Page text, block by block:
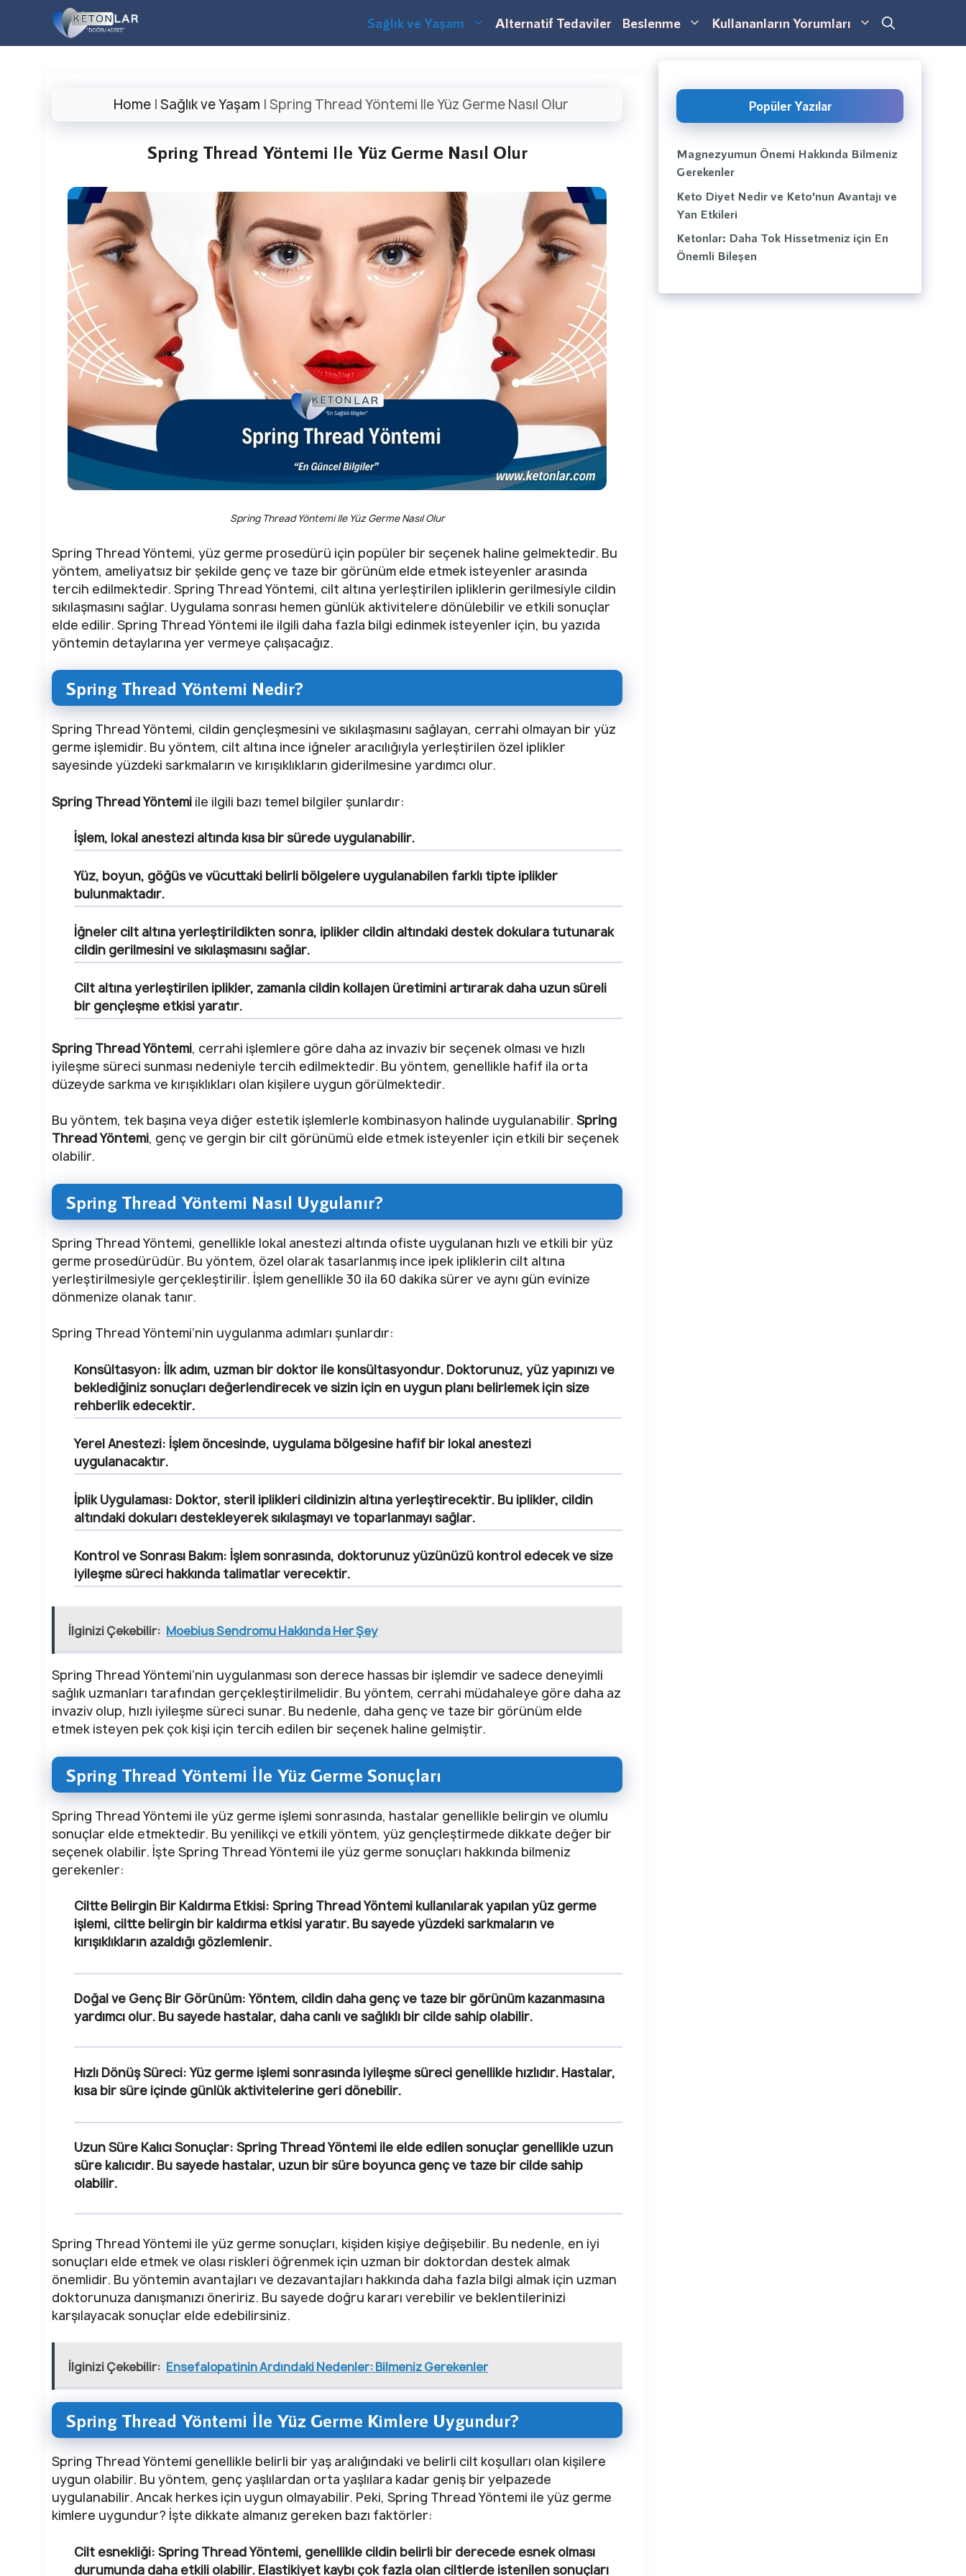
Sağlık ve Yaşam Alternatif Tedaviler Beslenme Kullananların Yorumları
Home| Sağlık ve Yaşam | Spring Thread Yöntemi Ile Yüz Germe Nasıl Olur
Spring Thread Yöntemi Ile Yüz Germe Nasıl Olur
Spring Thread Yöntemi Ile Yüz Germe Nasıl Olur
Spring Thread Yöntemi, yüz germe prosedürü için popüler bir seçenek haline gelmektedir. Bu
yöntem, ameliyatsız bir şekilde genç ve taze bir görünüm elde etmek isteyenler arasında
tercih edilmektedir. Spring Thread Yöntemi, cilt altına yerleştirilen ipliklerin gerilmesiyle cildin
sıkılaşmasını sağlar. Uygulama sonrası hemen günlük aktivitelere dönülebilir ve etkili sonuçlar
elde edilir. Spring Thread Yöntemi ile ilgili daha fazla bilgi edinmek isteyenler için, bu yazıda
yöntemin detaylarına yer vermeye çalışacağız.
Spring Thread Yöntemi Nedir?
Spring Thread Yöntemi, cildin gençleşmesini ve sıkılaşmasını sağlayan, cerrahi olmayan bir yüz
germe işlemidir. Bu yöntem, cilt altına ince iğneler aracılığıyla yerleştirilen özel iplikler
sayesinde yüzdeki sarkmaların ve kırışıklıkların giderilmesine yardımcı olur.
Spring Thread Yöntemi ile ilgili bazı temel bilgiler şunlardır:
İşlem, lokal anestezi altında kısa bir sürede uygulanabilir.
Yüz, boyun, göğüs ve vücuttaki belirli bölgelere uygulanabilen farklı tipte iplikler
bulunmaktadır.
İğneler cilt altına yerleştirildikten sonra, iplikler cildin altındaki destek dokulara tutunarak
cildin gerilmesini ve sıkılaşmasını sağlar.
Cilt altına yerleştirilen iplikler, zamanla cildin kollajen üretimini artırarak daha uzun süreli
bir gençleşme etkisi yaratır.
Spring Thread Yöntemi, cerrahi işlemlere göre daha az invaziv bir seçenek olması ve hızlı
iyileşme süreci sunması nedeniyle tercih edilmektedir. Bu yöntem, genellikle hafif ila orta
düzeyde sarkma ve kırışıklıkları olan kişilere uygun görülmektedir.
Bu yöntem, tek başına veya diğer estetik işlemlerle kombinasyon halinde uygulanabilir. Spring
Thread Yöntemi, genç ve gergin bir cilt görünümü elde etmek isteyenler için etkili bir seçenek
olabilir.
Spring Thread Yöntemi Nasıl Uygulanır?
Spring Thread Yöntemi, genellikle lokal anestezi altında ofiste uygulanan hızlı ve etkili bir yüz
germe prosedürüdür. Bu yöntem, özel olarak tasarlanmış ince ipek ipliklerin cilt altına
yerleştirilmesiyle gerçekleştirilir. İşlem genellikle 30 ila 60 dakika sürer ve aynı gün evinize
dönmenize olanak tanır.
Spring Thread Yöntemi’nin uygulanma adımları şunlardır:
Konsültasyon: İlk adım, uzman bir doktor ile konsültasyondur. Doktorunuz, yüz yapınızı ve
beklediğiniz sonuçları değerlendirecek ve sizin için en uygun planı belirlemek için size
rehberlik edecektir.
Yerel Anestezi: İşlem öncesinde, uygulama bölgesine hafif bir lokal anestezi
uygulanacaktır.
İplik Uygulaması: Doktor, steril iplikleri cildinizin altına yerleştirecektir. Bu iplikler, cildin
altındaki dokuları destekleyerek sıkılaşmayı ve toparlanmayı sağlar.
Kontrol ve Sonrası Bakım: İşlem sonrasında, doktorunuz yüzünüzü kontrol edecek ve size
iyileşme süreci hakkında talimatlar verecektir.
İlginizi Çekebilir: Moebius Sendromu Hakkında Her Şey
Spring Thread Yöntemi’nin uygulanması son derece hassas bir işlemdir ve sadece deneyimli
sağlık uzmanları tarafından gerçekleştirilmelidir. Bu yöntem, cerrahi müdahaleye göre daha az
invaziv olup, hızlı iyileşme süreci sunar. Bu nedenle, daha genç ve taze bir görünüm elde
etmek isteyen pek çok kişi için tercih edilen bir seçenek haline gelmiştir.
Spring Thread Yöntemi İle Yüz Germe Sonuçları
Spring Thread Yöntemi ile yüz germe işlemi sonrasında, hastalar genellikle belirgin ve olumlu
sonuçlar elde etmektedir. Bu yenilikçi ve etkili yöntem, yüz gençleştirmede dikkate değer bir
seçenek olabilir. İşte Spring Thread Yöntemi ile yüz germe sonuçları hakkında bilmeniz
gerekenler:
Ciltte Belirgin Bir Kaldırma Etkisi: Spring Thread Yöntemi kullanılarak yapılan yüz germe
işlemi, ciltte belirgin bir kaldırma etkisi yaratır. Bu sayede yüzdeki sarkmaların ve
kırışıklıkların azaldığı gözlemlenir.
Doğal ve Genç Bir Görünüm: Yöntem, cildin daha genç ve taze bir görünüm kazanmasına
yardımcı olur. Bu sayede hastalar, daha canlı ve sağlıklı bir cilde sahip olabilir.
Hızlı Dönüş Süreci: Yüz germe işlemi sonrasında iyileşme süreci genellikle hızlıdır. Hastalar,
kısa bir süre içinde günlük aktivitelerine geri dönebilir.
Uzun Süre Kalıcı Sonuçlar: Spring Thread Yöntemi ile elde edilen sonuçlar genellikle uzun
süre kalıcıdır. Bu sayede hastalar, uzun bir süre boyunca genç ve taze bir cilde sahip
olabilir.
Spring Thread Yöntemi ile yüz germe sonuçları, kişiden kişiye değişebilir. Bu nedenle, en iyi
sonuçları elde etmek ve olası riskleri öğrenmek için uzman bir doktordan destek almak
önemlidir. Bu yöntemin avantajları ve dezavantajları hakkında daha fazla bilgi almak için uzman
doktorunuza danışmanızı öneririz. Bu sayede doğru kararı verebilir ve beklentilerinizi
karşılayacak sonuçlar elde edebilirsiniz.
İlginizi Çekebilir: Ensefalopatinin Ardındaki Nedenler: Bilmeniz Gerekenler
Spring Thread Yöntemi İle Yüz Germe Kimlere Uygundur?
Spring Thread Yöntemi genellikle belirli bir yaş aralığındaki ve belirli cilt koşulları olan kişilere
uygun olabilir. Bu yöntem, genç yaşlılardan orta yaşlılara kadar geniş bir yelpazede
uygulanabilir. Ancak herkes için uygun olmayabilir. Peki, Spring Thread Yöntemi ile yüz germe
kimlere uygundur? İşte dikkate almanız gereken bazı faktörler:
Cilt esnekliği: Spring Thread Yöntemi, genellikle cildin belirli bir derecede esnek olması
durumunda daha etkili olabilir. Elastikiyet kaybı çok fazla olan ciltlerde istenilen sonuçları
Popüler Yazılar
Magnezyumun Önemi Hakkında Bilmeniz
Gerekenler
Keto Diyet Nedir ve Keto’nun Avantajı ve
Yan Etkileri
Ketonlar: Daha Tok Hissetmeniz için En
Önemli Bileşen